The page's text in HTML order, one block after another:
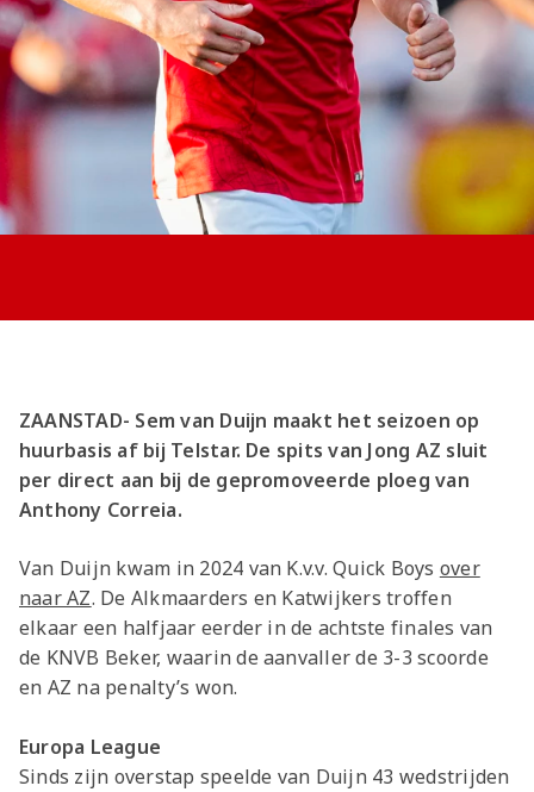
Jong AZ
Seizoenkaart
ZAANSTAD- Sem van Duijn maakt het seizoen op
huurbasis af bij Telstar. De spits van Jong AZ sluit
per direct aan bij de gepromoveerde ploeg van
Anthony Correia.
Van Duijn kwam in 2024 van K.v.v. Quick Boys over
naar AZ. De Alkmaarders en Katwijkers troffen
elkaar een halfjaar eerder in de achtste finales van
de KNVB Beker, waarin de aanvaller de 3-3 scoorde
en AZ na penalty’s won.
Europa League
Sinds zijn overstap speelde van Duijn 43 wedstrijden